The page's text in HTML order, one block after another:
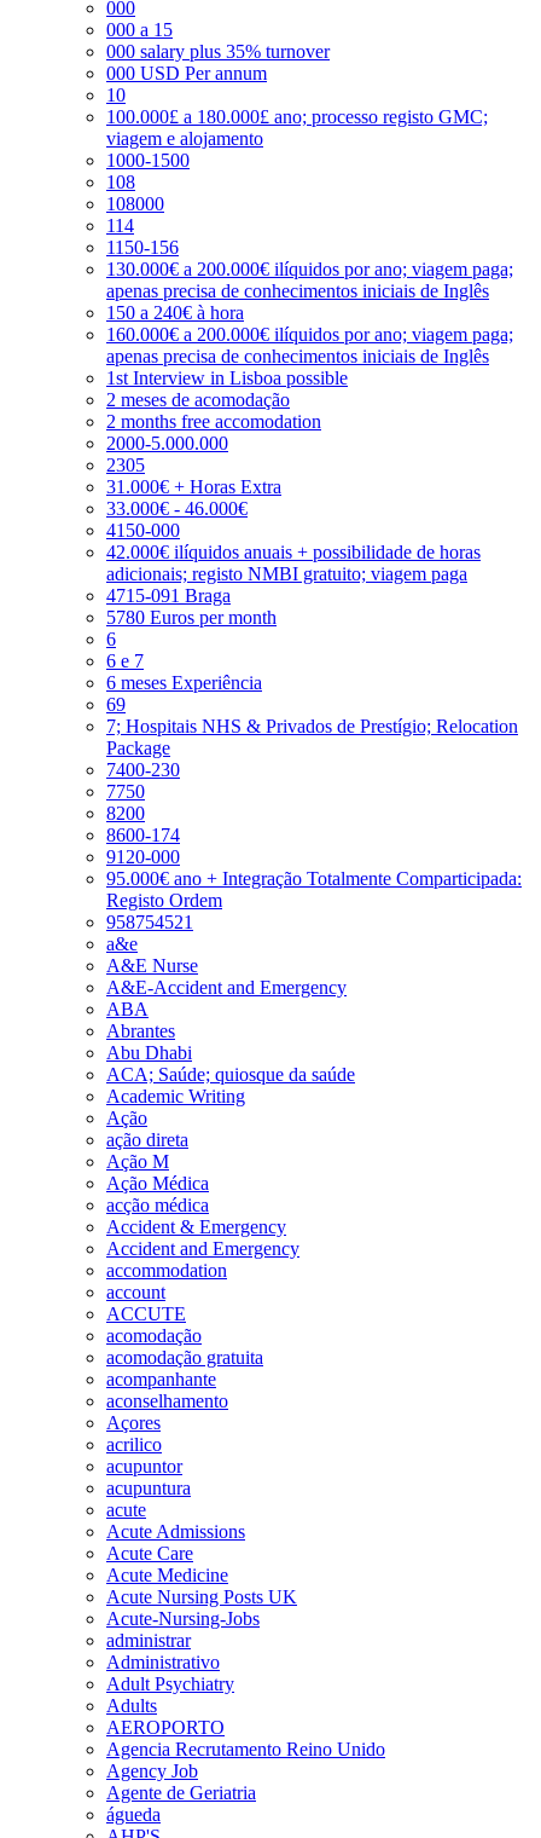
000
000 a 15
000 salary plus 35% turnover
000 USD Per annum
10
100.000£ a 180.000£ ano; processo registo GMC;
viagem e alojamento
1000-1500
108
108000
114
1150-156
130.000€ a 200.000€ ilíquidos por ano; viagem paga;
apenas precisa de conhecimentos iniciais de Inglês
150 a 240€ à hora
160.000€ a 200.000€ ilíquidos por ano; viagem paga;
apenas precisa de conhecimentos iniciais de Inglês
1st Interview in Lisboa possible
2 meses de acomodação
2 months free accomodation
2000-5.000.000
2305
31.000€ + Horas Extra
33.000€ - 46.000€
4150-000
42.000€ ilíquidos anuais + possibilidade de horas
adicionais; registo NMBI gratuito; viagem paga
4715-091 Braga
5780 Euros per month
6
6 e 7
6 meses Experiência
69
7; Hospitais NHS & Privados de Prestígio; Relocation
Package
7400-230
7750
8200
8600-174
9120-000
95.000€ ano + Integração Totalmente Comparticipada:
Registo Ordem
958754521
a&e
A&E Nurse
A&E-Accident and Emergency
ABA
Abrantes
Abu Dhabi
ACA; Saúde; quiosque da saúde
Academic Writing
Ação
ação direta
Ação M
Ação Médica
acção médica
Accident & Emergency
Accident and Emergency
accommodation
account
ACCUTE
acomodação
acomodação gratuita
acompanhante
aconselhamento
Açores
acrilico
acupuntor
acupuntura
acute
Acute Admissions
Acute Care
Acute Medicine
Acute Nursing Posts UK
Acute-Nursing-Jobs
administrar
Administrativo
Adult Psychiatry
Adults
AEROPORTO
Agencia Recrutamento Reino Unido
Agency Job
Agente de Geriatria
águeda